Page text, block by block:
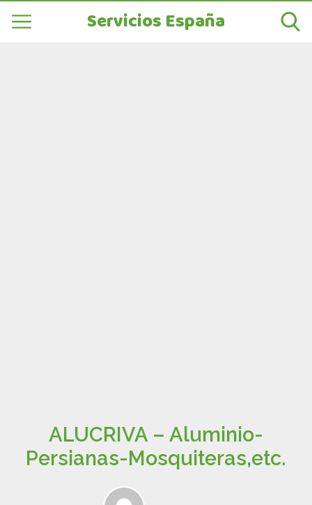
Servicios España
ALUCRIVA – Aluminio-
Persianas-Mosquiteras,etc.